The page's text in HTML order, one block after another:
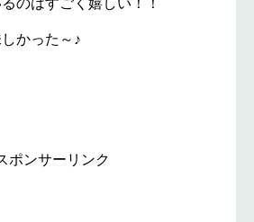
かった～♪
ポンサーリンク